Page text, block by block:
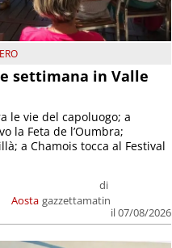
settimana in Valle
Aosta
di
gazzettamatin
il 07/08/2026
le vie del capoluogo; a
la Feta de l’Oumbra;
a Chamois tocca al Festival